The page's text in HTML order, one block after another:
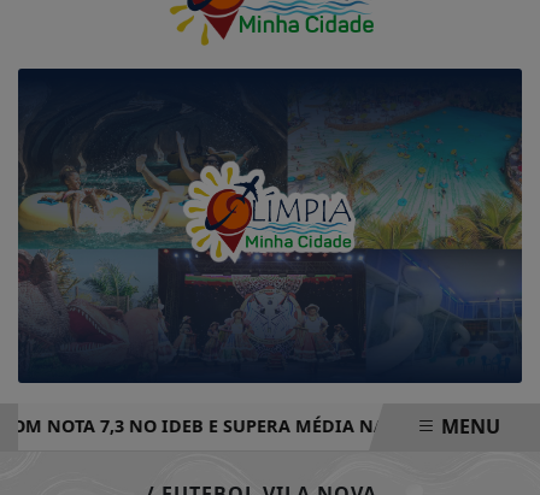
NOTA 7,3 NO IDEB E SUPERA MÉDIA NACIONAL DE
MENU